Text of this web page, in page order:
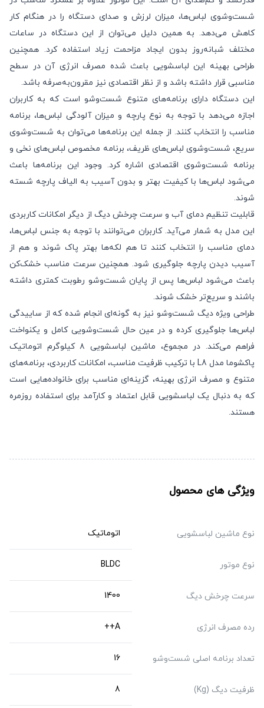
شست‌وشوی لباس‌ها، میزان لرزش و صدای دستگاه را در هنگام کار
کاهش می‌دهد. به همین دلیل می‌توان از این دستگاه در ساعات
مختلف شبانه‌روز بدون ایجاد مزاحمت زیاد استفاده کرد. همچنین
طراحی بهینه این لباسشویی باعث شده مصرف انرژی آن در سطح
مناسبی قرار داشته باشد و از نظر اقتصادی نیز مقرون‌به‌صرفه باشد.
این دستگاه دارای برنامه‌های متنوع شست‌وشو است که به کاربران
اجازه می‌دهد با توجه به نوع پارچه و میزان آلودگی لباس‌ها، برنامه
مناسب را انتخاب کنند. از جمله این برنامه‌ها می‌توان به شست‌وشوی
سریع، شست‌وشوی لباس‌های ظریف، برنامه مخصوص لباس‌های نخی و
برنامه شست‌وشوی اقتصادی اشاره کرد. وجود این برنامه‌ها باعث
می‌شود لباس‌ها با کیفیت بهتر و بدون آسیب به الیاف پارچه شسته
شوند.
قابلیت تنظیم دمای آب و سرعت چرخش دیگ از دیگر امکانات کاربردی
این مدل به شمار می‌آید. کاربران می‌توانند با توجه به جنس لباس‌ها،
دمای مناسب را انتخاب کنند تا هم لکه‌ها بهتر پاک شوند و هم از
آسیب دیدن پارچه جلوگیری شود. همچنین سرعت مناسب خشک‌کن
باعث می‌شود لباس‌ها پس از پایان شست‌وشو رطوبت کمتری داشته
باشند و سریع‌تر خشک شوند.
طراحی ویژه دیگ شست‌وشو نیز به گونه‌ای انجام شده که از ساییدگی
لباس‌ها جلوگیری کرده و در عین حال شست‌وشویی کامل و یکنواخت
فراهم می‌کند. در مجموع، ماشین لباسشویی ۸ کیلوگرم اتوماتیک
پاکشوما مدل L8 با ترکیب ظرفیت مناسب، امکانات کاربردی، برنامه‌های
متنوع و مصرف انرژی بهینه، گزینه‌ای مناسب برای خانواده‌هایی است
که به دنبال یک لباسشویی قابل اعتماد و کارآمد برای استفاده روزمره
هستند.
ویژگی های محصول
نوع ماشین لباسشویی اتوماتیک
نوع موتور BLDC
سرعت چرخش دیگ 1400
رده مصرف انرژی A++
تعداد برنامه‌ اصلی شست‌وشو 16
ظرفیت دیگ (Kg) 8